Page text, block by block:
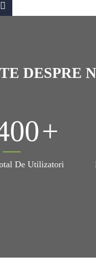
DESPRE
De Utilizatori